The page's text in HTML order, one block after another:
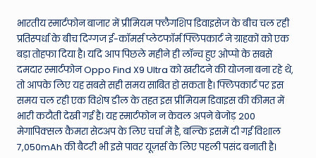
w
s
A
ro
u
n
भारतीय स्मार्टफोन बाजार में प्रीमियम फ्लैगशिप डिवाइसेज के बीच चल रही
प्रतिस्पर्धा के बीच दिग्गज ई-कॉमर्स प्लेटफॉर्म फ्लिपकार्ट ने ग्राहकों को एक
बड़ा तोहफा दिया है। यदि आप पिछले महीने ही लॉन्च हुए ओप्पो के सबसे
दमदार स्मार्टफोन Oppo Find X9 Ultra को खरीदने की योजना बना रहे थे,
तो आपके लिए यह सबसे सही समय साबित हो सकता है। फ्लिपकार्ट पर इस
समय चल रही एक विशेष डील के तहत इस प्रीमियम डिवाइस की कीमत में
भारी कटौती देखी गई है। यह स्मार्टफोन न केवल अपने बेजोड़ 200
मेगापिक्सल कैमरा सेटअप के लिए चर्चा में है, बल्कि इसमें दी गई विशाल
7,050mAh की बैटरी भी इसे पावर यूज़र्स के लिए पहली पसंद बनाती है।